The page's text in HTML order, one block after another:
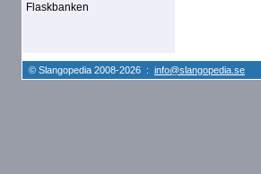
Flaskbanken
© Slangopedia 2008-2026 : info@slangopedia.se